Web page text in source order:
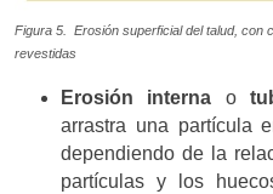
Figura 5. Erosión superficial del talud, con
revestidas
Erosión interna o
arrastra una partícula
dependiendo de la
partículas y los